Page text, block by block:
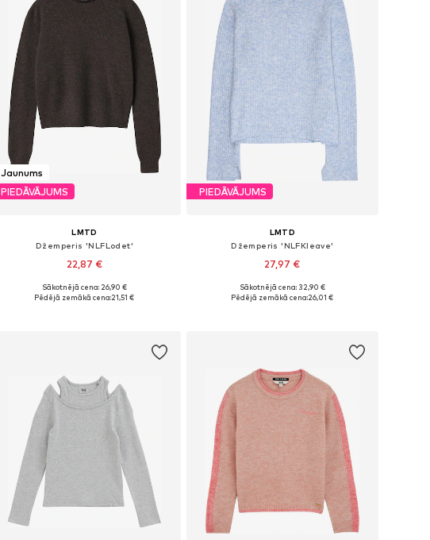
Jaunums
PIEDĀVĀJUMS
LMTD
Džemperis 'NLFLodet'
22,87 €
+2
Pieejams daudzos izmēros
Sākotnējā cena: 26,90 €
Pēdējā zemākā cena:21,51 €
PIEDĀVĀJUMS
LMTD
Džemperis 'NLFKleave'
27,97 €
+1
Pieejams daudzos izmēros
Sākotnējā cena: 32,90 €
Pēdējā zemākā cena:26,01 €